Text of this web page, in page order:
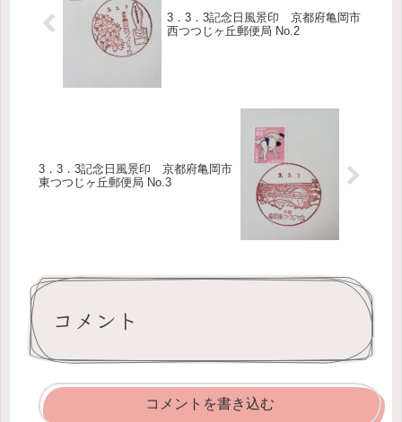
3．3．3記念日風景印 京都府亀岡市
西つつじヶ丘郵便局 No.2
3．3．3記念日風景印 京都府亀岡市
東つつじヶ丘郵便局 No.3
コメント
コメントを書き込む